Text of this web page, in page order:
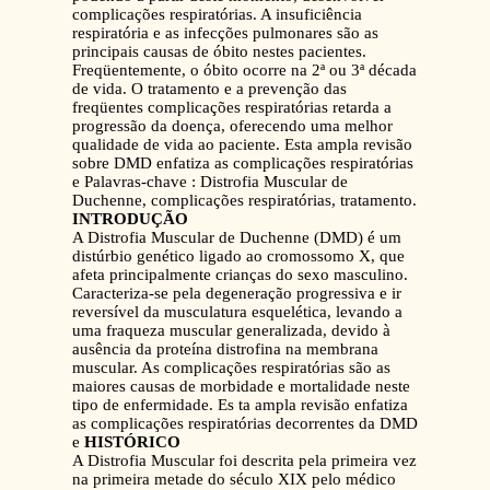
complicações respiratórias. A insuficiência
respiratória e as infecções pulmonares são as
principais causas de óbito nestes pacientes.
Freqüentemente, o óbito ocorre na 2ª ou 3ª década
de vida. O tratamento e a prevenção das
freqüentes complicações respiratórias retarda a
progressão da doença, oferecendo uma melhor
qualidade de vida ao paciente. Esta ampla revisão
sobre DMD enfatiza as complicações respiratórias
e Palavras-chave : Distrofia Muscular de
Duchenne, complicações respiratórias, tratamento.
INTRODUÇÃO
A Distrofia Muscular de Duchenne (DMD) é um
distúrbio genético ligado ao cromossomo X, que
afeta principalmente crianças do sexo masculino.
Caracteriza-se pela degeneração progressiva e ir
reversível da musculatura esquelética, levando a
uma fraqueza muscular generalizada, devido à
ausência da proteína distrofina na membrana
muscular. As complicações respiratórias são as
maiores causas de morbidade e mortalidade neste
tipo de enfermidade. Es ta ampla revisão enfatiza
as complicações respiratórias decorrentes da DMD
e HISTÓRICO
A Distrofia Muscular foi descrita pela primeira vez
na primeira metade do século XIX pelo médico